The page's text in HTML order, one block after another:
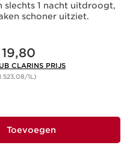
1 nacht uitdroogt,
schoner uitziet.
Prijs € 19,80
CLARINS PRIJS
1L)
Toevoegen